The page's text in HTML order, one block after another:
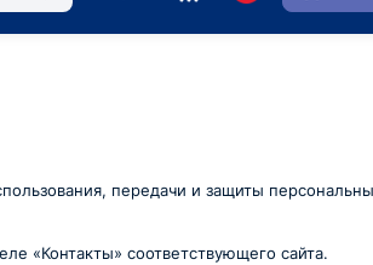
передачи и защиты
«Контакты» соответствующего сайта.